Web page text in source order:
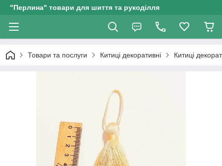
"Перлина" товари для шиття та рукоділля
Товари та послуги Китиці декоративні Китиці